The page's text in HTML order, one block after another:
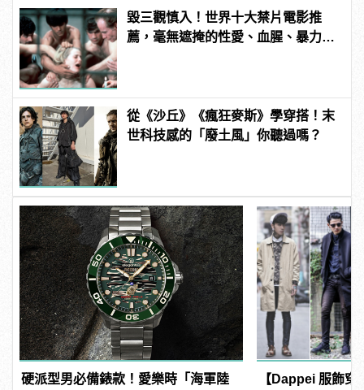
毀三觀慎入！世界十大禁片電影推
薦，毫無遮掩的性愛、血腥、暴力、
從《沙丘》《瘋狂麥斯》學穿搭！末
世科技感的「廢土風」你聽過嗎？
硬派型男必備錶款！愛樂時「海軍陸
【Dappei 服飾穿